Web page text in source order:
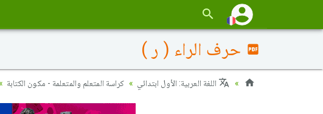
حرف الراء ( ر )
اللغة العربية: الأول ابتدائي كراسة المتعلم والمتعلمة - مكون الكتابة